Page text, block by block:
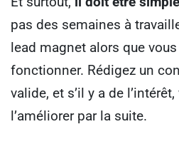
pas des semaines à
lead magnet alors que
fonctionner. Rédigez un
valide, et s’il y a de
l’améliorer par la suite.